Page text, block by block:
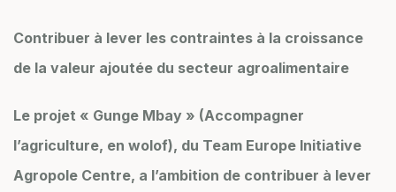
Contribuer à lever les contraintes à la croissance
de la valeur ajoutée du secteur agroalimentaire
Le projet « Gunge Mbay » (Accompagner
l’agriculture, en wolof), du Team Europe Initiative
Agropole Centre, a l’ambition de contribuer à lever